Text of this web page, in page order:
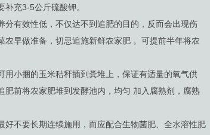
充3-5公斤硫酸钾。
有效性低，不仅达不到追肥的目的，反而会出现伤
早做准备，切忌追施新鲜农家肥 。可提前半年将农
小捆的玉米秸秆插到粪堆上，保证有适量的氧气供
前将农家肥堆到发酵池内，均匀 加入腐熟剂，腐熟
不要长期连续施用，而应配合生物菌肥、全水溶性肥